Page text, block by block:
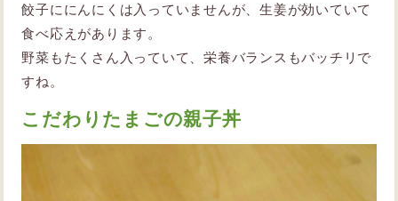
餃子ににんにくは入っていませんが、生姜が効いていて
食べ応えがあります。
野菜もたくさん入っていて、栄養バランスもバッチリで
すね。
こだわりたまごの親子丼